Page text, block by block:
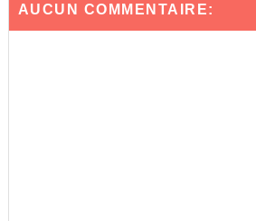
AUCUN COMMENTAIRE: